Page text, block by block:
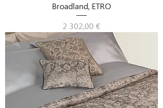
Broadland, ETRO
Цена
2 302,00 €